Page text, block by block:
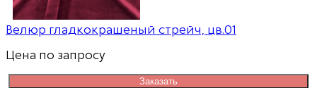
Велюр гладкокрашеный стрейч, цв.01
Цена по запросу
Заказать